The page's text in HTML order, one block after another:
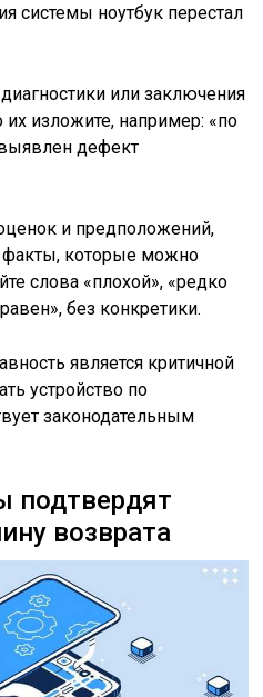
системы ноутбук перестал
или заключения
их изложите, например: «по
дефект
и предположений,
факты, которые можно
слова «плохой», «редко
без конкретики.
является критичной
устройство по
законодательным
подтвердят
возврата